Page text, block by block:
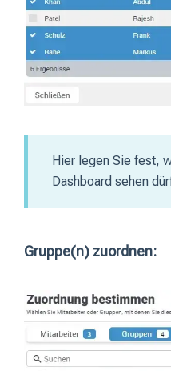
Hier legen Sie fest,
Dashboard sehen
Gruppe(n) zuordnen: